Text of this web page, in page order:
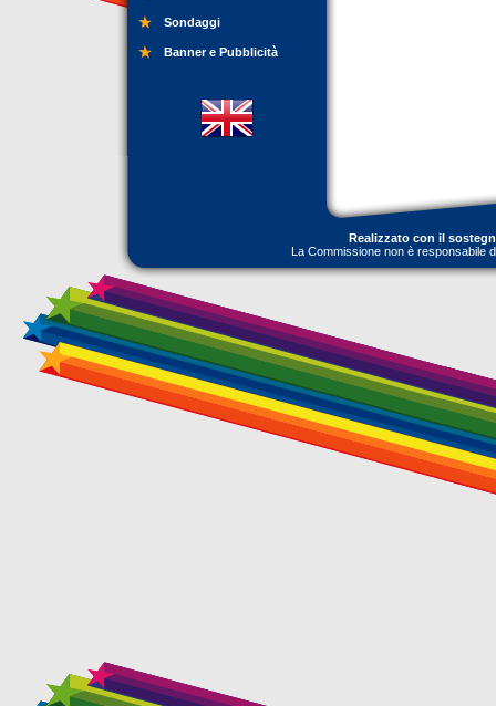
Sondaggi
Banner e Pubblicità
Realizzato con il
La Commissione non è responsabile